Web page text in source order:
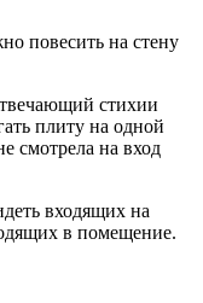
повесить на стену
стихии
плиту на одной
смотрела на вход
входящих на
в помещение.